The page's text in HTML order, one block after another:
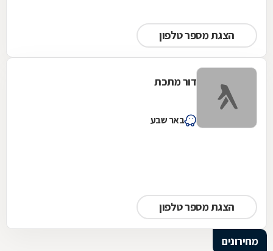
הצגת מספר טלפון
דור מתכת
באר שבע
הצגת מספר טלפון
מחירונים